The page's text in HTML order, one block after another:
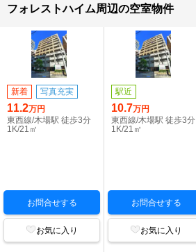
フォレストハイム周辺の空室物件
新着 写真充実
11.2万円
東西線/木場駅 徒歩3分
1K/21㎡
お問合せする
お気に入り
駅近
10.7万円
東西線/木場駅 徒歩3分
1K/21㎡
お問合せする
お気に入り